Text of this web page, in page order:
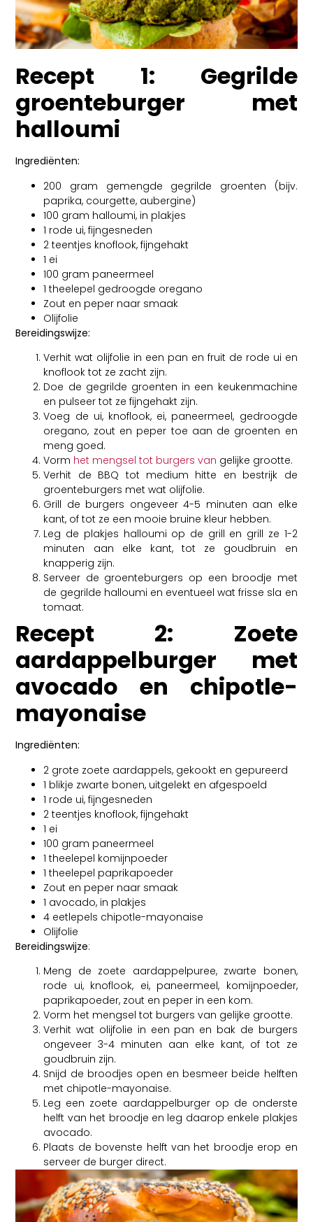
Recept 1: Gegrilde
groenteburger met
halloumi
Ingrediënten:
200 gram gemengde gegrilde groenten (bijv.
paprika, courgette, aubergine)
100 gram halloumi, in plakjes
1 rode ui, fijngesneden
2 teentjes knoflook, fijngehakt
1 ei
100 gram paneermeel
1 theelepel gedroogde oregano
Zout en peper naar smaak
Olijfolie
Bereidingswijze:
Verhit wat olijfolie in een pan en fruit de rode ui en
knoflook tot ze zacht zijn.
Doe de gegrilde groenten in een keukenmachine
en pulseer tot ze fijngehakt zijn.
Voeg de ui, knoflook, ei, paneermeel, gedroogde
oregano, zout en peper toe aan de groenten en
meng goed.
Vorm het mengsel tot burgers van gelijke grootte.
Verhit de BBQ tot medium hitte en bestrijk de
groenteburgers met wat olijfolie.
Grill de burgers ongeveer 4-5 minuten aan elke
kant, of tot ze een mooie bruine kleur hebben.
Leg de plakjes halloumi op de grill en grill ze 1-2
minuten aan elke kant, tot ze goudbruin en
knapperig zijn.
Serveer de groenteburgers op een broodje met
de gegrilde halloumi en eventueel wat frisse sla en
tomaat.
Recept 2: Zoete
aardappelburger met
avocado en chipotle-
mayonaise
Ingrediënten:
2 grote zoete aardappels, gekookt en gepureerd
1 blikje zwarte bonen, uitgelekt en afgespoeld
1 rode ui, fijngesneden
2 teentjes knoflook, fijngehakt
1 ei
100 gram paneermeel
1 theelepel komijnpoeder
1 theelepel paprikapoeder
Zout en peper naar smaak
1 avocado, in plakjes
4 eetlepels chipotle-mayonaise
Olijfolie
Bereidingswijze:
Meng de zoete aardappelpuree, zwarte bonen,
rode ui, knoflook, ei, paneermeel, komijnpoeder,
paprikapoeder, zout en peper in een kom.
Vorm het mengsel tot burgers van gelijke grootte.
Verhit wat olijfolie in een pan en bak de burgers
ongeveer 3-4 minuten aan elke kant, of tot ze
goudbruin zijn.
Snijd de broodjes open en besmeer beide helften
met chipotle-mayonaise.
Leg een zoete aardappelburger op de onderste
helft van het broodje en leg daarop enkele plakjes
avocado.
Plaats de bovenste helft van het broodje erop en
serveer de burger direct.